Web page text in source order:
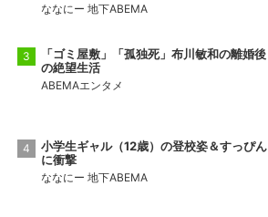
ななにー 地下ABEMA
「ゴミ屋敷」「孤独死」布川敏和の離婚後
の絶望生活
ABEMAエンタメ
小学生ギャル（12歳）の登校姿＆すっぴん
に衝撃
ななにー 地下ABEMA